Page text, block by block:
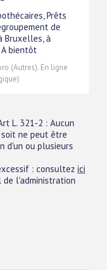
Prêts
de
Bruxelles, à
A bientôt
(Autres). En ligne
L. 321-2 : Aucun
ne peut être
d'un ou plusieurs
: consultez ici
l'administration